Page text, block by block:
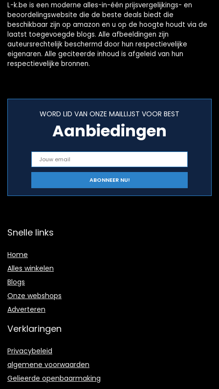
L-k.be is een moderne alles-in-één prijsvergelijkings- en
beoordelingswebsite die de beste deals biedt die
beschikbaar zijn op amazon en u op de hoogte houdt via de
laatst toegevoegde blogs. Alle afbeeldingen zijn
auteursrechtelijk beschermd door hun respectievelijke
eigenaren. Alle geciteerde inhoud is afgeleid van hun
respectievelijke bronnen.
WORD LID VAN ONZE MAILLIJST VOOR BEST
Aanbiedingen
Snelle links
Home
Alles winkelen
Blogs
Onze webshops
Adverteren
Verklaringen
Privacybeleid
algemene voorwaarden
Gelieerde openbaarmaking